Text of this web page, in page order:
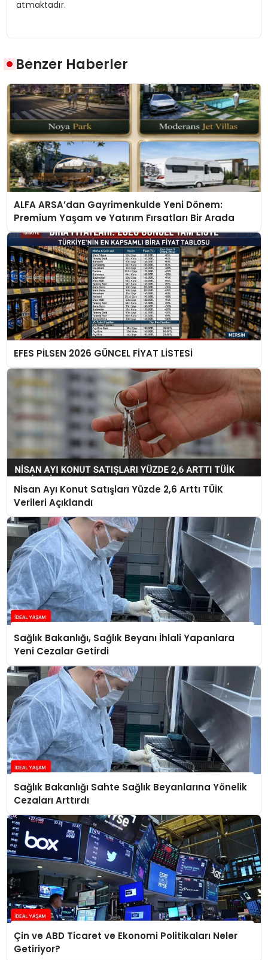
atmaktadır.
Benzer Haberler
ALFA ARSA’dan Gayrimenkulde Yeni Dönem:
Premium Yaşam ve Yatırım Fırsatları Bir Arada
EFES PİLSEN 2026 GÜNCEL FİYAT LİSTESİ
Nisan Ayı Konut Satışları Yüzde 2,6 Arttı TÜİK
Verileri Açıklandı
Sağlık Bakanlığı, Sağlık Beyanı İhlali Yapanlara
Yeni Cezalar Getirdi
Sağlık Bakanlığı Sahte Sağlık Beyanlarına Yönelik
Cezaları Arttırdı
Çin ve ABD Ticaret ve Ekonomi Politikaları Neler
Getiriyor?